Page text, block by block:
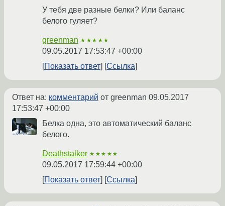
У тебя две разные белки? Или баланс
белого гуляет?
greenman ★★★★★
09.05.2017 17:53:47 +00:00
Показать ответ
Ссылка
Ответ на: комментарий от greenman 09.05.2017
17:53:47 +00:00
Белка одна, это автоматический баланс
белого.
Deathstalker ★★★★★
09.05.2017 17:59:44 +00:00
Показать ответ
Ссылка